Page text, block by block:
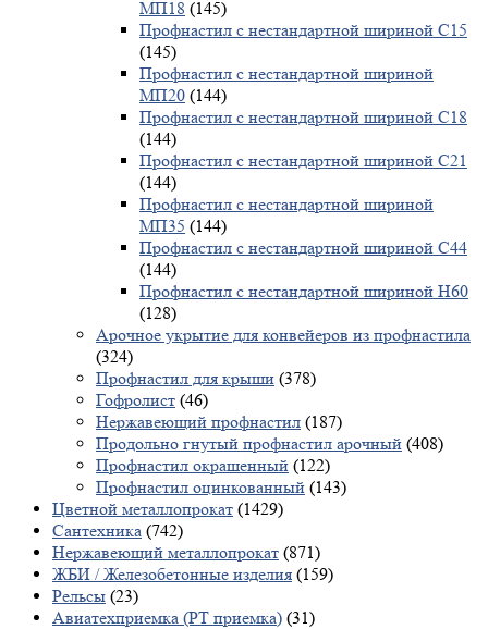
МП18 (145)
Профнастил с нестандартной шириной С15
(145)
Профнастил с нестандартной шириной
МП20 (144)
Профнастил с нестандартной шириной С18
(144)
Профнастил с нестандартной шириной С21
(144)
Профнастил с нестандартной шириной
МП35 (144)
Профнастил с нестандартной шириной С44
(144)
Профнастил с нестандартной шириной Н60
(128)
Арочное укрытие для конвейеров из профнастила
(324)
Профнастил для крыши (378)
Гофролист (46)
Нержавеющий профнастил (187)
Продольно гнутый профнастил арочный (408)
Профнастил окрашенный (122)
Профнастил оцинкованный (143)
Цветной металлопрокат (1429)
Сантехника (742)
Нержавеющий металлопрокат (871)
ЖБИ / Железобетонные изделия (159)
Рельсы (23)
Авиатехприемка (РТ приемка) (31)